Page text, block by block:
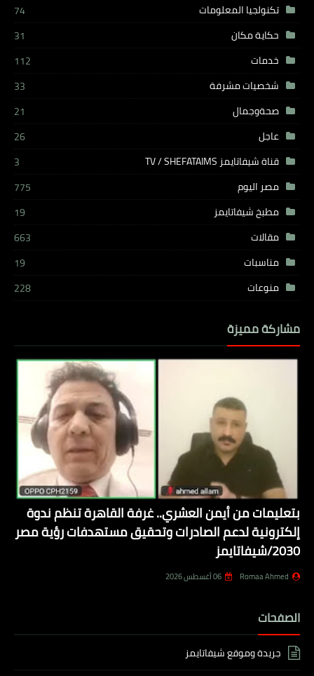
تكنولجيا المعلومات
74
حكاية مكان
31
خدمات
112
شخصيات مشرفة
33
صحةوجمال
21
عاجل
26
قناة شيفاتايمز TV / SHEFATAIMS
3
مصر اليوم
775
مطبخ شيفاتايمز
19
مقالات
663
مناسبات
19
منوعات
228
مشاركة مميزة
بتعليمات من أيمن العشري.. غرفة القاهرة تنظم ندوة
إلكترونية لدعم الصادرات وتحقيق مستهدفات رؤية مصر
2030/شيفاتايمز
Romaa Ahmed 06 أغسطس 2026
الصفحات
جريدة وموقع شيفاتايمز